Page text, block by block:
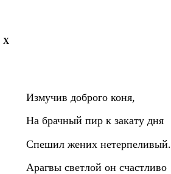
Х
Измучив доброго коня,
На брачный пир к закату дня
Спешил жених нетерпеливый.
Арагвы светлой он счастливо